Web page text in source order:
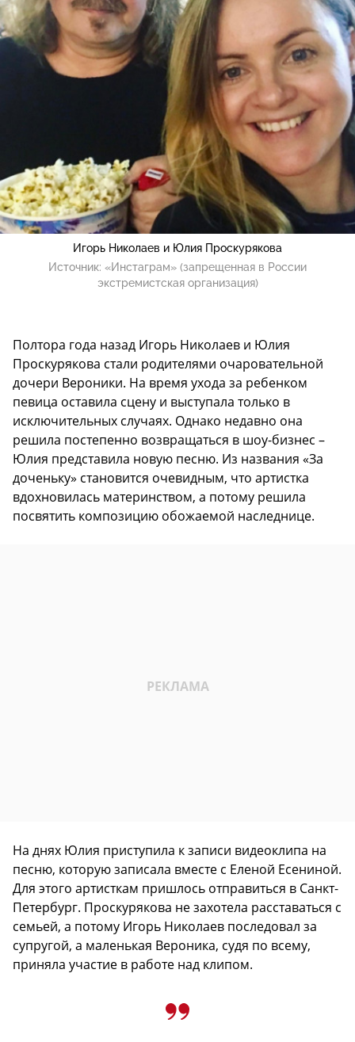
Игорь Николаев и Юлия Проскурякова
Источник: «Инстаграм» (запрещенная в России
экстремистская организация)
Полтора года назад Игорь Николаев и Юлия
Проскурякова стали родителями очаровательной
дочери Вероники. На время ухода за ребенком
певица оставила сцену и выступала только в
исключительных случаях. Однако недавно она
решила постепенно возвращаться в шоу-бизнес –
Юлия представила новую песню. Из названия «За
доченьку» становится очевидным, что артистка
вдохновилась материнством, а потому решила
посвятить композицию обожаемой наследнице.
На днях Юлия приступила к записи видеоклипа на
песню, которую записала вместе с Еленой Есениной.
Для этого артисткам пришлось отправиться в Санкт-
Петербург. Проскурякова не захотела расставаться с
семьей, а потому Игорь Николаев последовал за
супругой, а маленькая Вероника, судя по всему,
приняла участие в работе над клипом.